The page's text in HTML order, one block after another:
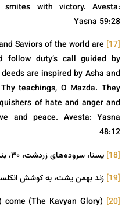
smites with victory. Avesta:
Yasna 59:28
[17]
Saviors of the world are
follow duty’s call guided by
are inspired by Asha and
teachings, O Mazda. They
of hate and anger and
and peace. Avesta: Yasna
48:12
[18]
یسنا، سروده‌های زردشت، ۳۰، بند ۹
[19]
زند بهمن یشت، به کوشش انکلساریا،
[20]
come